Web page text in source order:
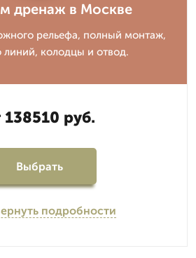
дренаж в Москве
рельефа, полный монтаж,
линий, колодцы и отвод.
138510 руб.
Выбрать
подробности